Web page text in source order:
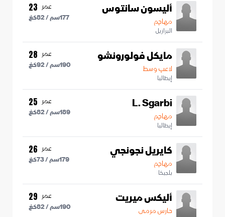
أليسون سانتوس
مهاجم
البرازيل
عمر 23
177سم /82كغ
مايكل فولورونشو
لاعب وسط
إيطاليا
عمر 28
190سم /92كغ
L. Sgarbi
مهاجم
إيطاليا
عمر 25
189سم /82كغ
كايريل نجونجي
مهاجم
بلجيكا
عمر 26
179سم /73كغ
أليكس ميريت
حارس مرمى
عمر 29
190سم /82كغ